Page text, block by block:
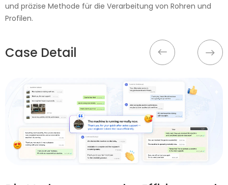
und präzise Methode für die Verarbeitung von Rohren und
Profilen.
Case Detail